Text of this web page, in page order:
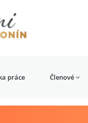
práce Členové